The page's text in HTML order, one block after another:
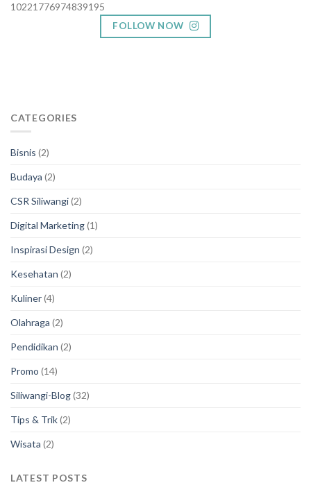
CATEGORIES
Bisnis (2)
Budaya (2)
CSR Siliwangi(2)
Digital Marketing(1)
Inspirasi Design (2)
Kesehatan (2)
Kuliner(4)
Olahraga (2)
Pendidikan (2)
Promo (14)
Siliwangi-Blog(32)
Tips & Trik(2)
Wisata (2)
LATEST POSTS
10221776974839195
FOLLOW NOW